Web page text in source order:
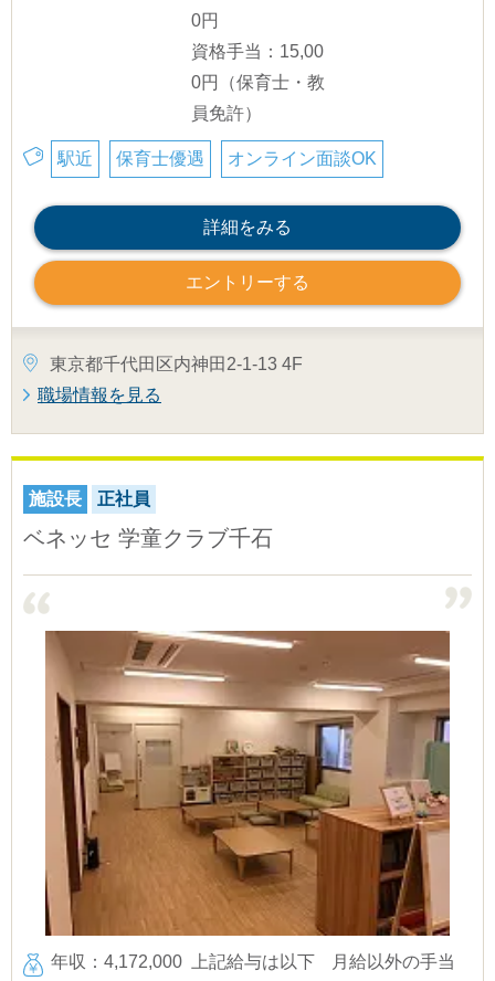
0円
資格手当：15,00
0円（保育士・教
員免許）
駅近 保育士優遇 オンライン面談OK
詳細をみる
エントリーする
東京都千代田区内神田2-1-13 4F
職場情報を見る
施設長 正社員
ベネッセ 学童クラブ千石
年収：4,172,000
上記給与は以下
月給以外の手当